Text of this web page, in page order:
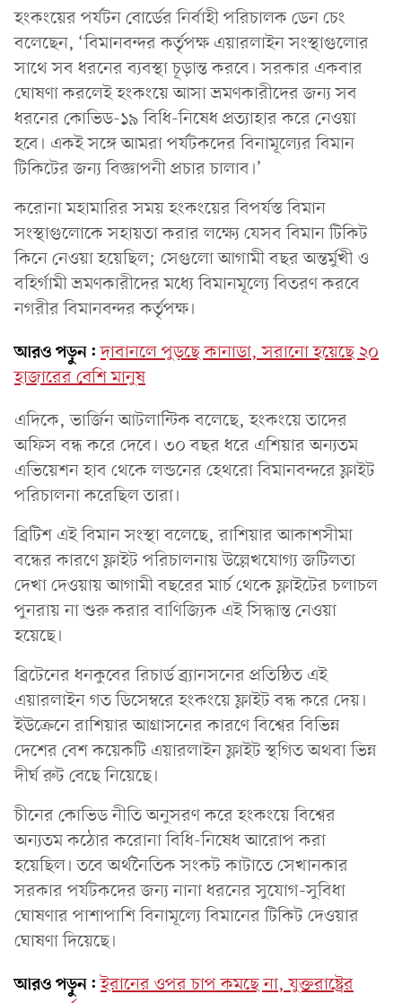
হংকংয়ের পর্যটন বোর্ডের নির্বাহী পরিচালক ডেন চেং
বলেছেন, ‘বিমানবন্দর কর্তৃপক্ষ এয়ারলাইন সংস্থাগুলোর
সাথে সব ধরনের ব্যবস্থা চূড়ান্ত করবে। সরকার একবার
ঘোষণা করলেই হংকংয়ে আসা ভ্রমণকারীদের জন্য সব
ধরনের কোভিড-১৯ বিধি-নিষেধ প্রত্যাহার করে নেওয়া
হবে। একই সঙ্গে আমরা পর্যটকদের বিনামূল্যের বিমান
টিকিটের জন্য বিজ্ঞাপনী প্রচার চালাব।’
করোনা মহামারির সময় হংকংয়ের বিপর্যস্ত বিমান
সংস্থাগুলোকে সহায়তা করার লক্ষ্যে যেসব বিমান টিকিট
কিনে নেওয়া হয়েছিল; সেগুলো আগামী বছর অন্তর্মুখী ও
বহির্গামী ভ্রমণকারীদের মধ্যে বিমানমূল্যে বিতরণ করবে
নগরীর বিমানবন্দর কর্তৃপক্ষ।
আরও পড়ুন: দাবানলে পুড়ছে কানাডা, সরানো হয়েছে ২০
হাজারের বেশি মানুষ
এদিকে, ভার্জিন আটলান্টিক বলেছে, হংকংয়ে তাদের
অফিস বন্ধ করে দেবে। ৩০ বছর ধরে এশিয়ার অন্যতম
এভিয়েশন হাব থেকে লন্ডনের হেথরো বিমানবন্দরে ফ্লাইট
পরিচালনা করেছিল তারা।
ব্রিটিশ এই বিমান সংস্থা বলেছে, রাশিয়ার আকাশসীমা
বন্ধের কারণে ফ্লাইট পরিচালনায় উল্লেখযোগ্য জটিলতা
দেখা দেওয়ায় আগামী বছরের মার্চ থেকে ফ্লাইটের চলাচল
পুনরায় না শুরু করার বাণিজ্যিক এই সিদ্ধান্ত নেওয়া
হয়েছে।
ব্রিটেনের ধনকুবের রিচার্ড ব্র্যানসনের প্রতিষ্ঠিত এই
এয়ারলাইন গত ডিসেম্বরে হংকংয়ে ফ্লাইট বন্ধ করে দেয়।
ইউক্রেনে রাশিয়ার আগ্রাসনের কারণে বিশ্বের বিভিন্ন
দেশের বেশ কয়েকটি এয়ারলাইন ফ্লাইট স্থগিত অথবা ভিন্ন
দীর্ঘ রুট বেছে নিয়েছে।
চীনের কোভিড নীতি অনুসরণ করে হংকংয়ে বিশ্বের
অন্যতম কঠোর করোনা বিধি-নিষেধ আরোপ করা
হয়েছিল। তবে অর্থনৈতিক সংকট কাটাতে সেখানকার
সরকার পর্যটকদের জন্য নানা ধরনের সুযোগ-সুবিধা
ঘোষণার পাশাপাশি বিনামূল্যে বিমানের টিকিট দেওয়ার
ঘোষণা দিয়েছে।
আরও পড়ুন: ইরানের ওপর চাপ কমছে না, যুক্তরাষ্ট্রের